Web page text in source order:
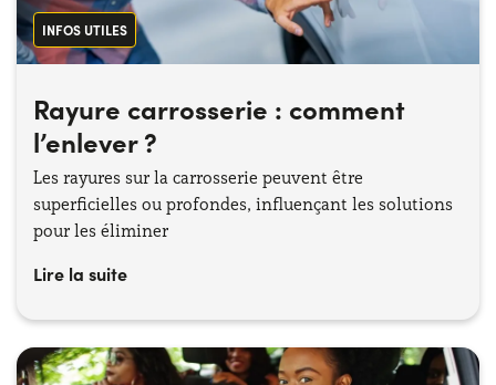
INFOS UTILES
Rayure carrosserie : comment
l’enlever ?
Les rayures sur la carrosserie peuvent être
superficielles ou profondes, influençant les solutions
pour les éliminer
Lire la suite